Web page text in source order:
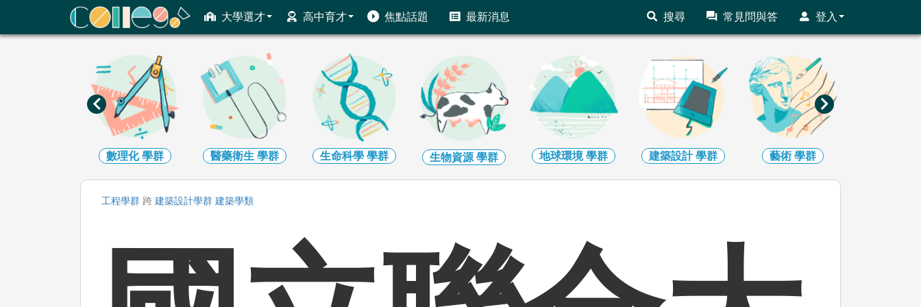
大學選才 高中育才 焦點話題 最新消息 搜尋 常見問與答 登入
ColleGo! 大學選才與高中育才輔助系統
數理化學群 醫藥衛生 學群 生命科學 學群 生物資源學群 地球環境學群 建築設計學群 藝術 學群
工程學群 跨 建築設計學群 建築學類